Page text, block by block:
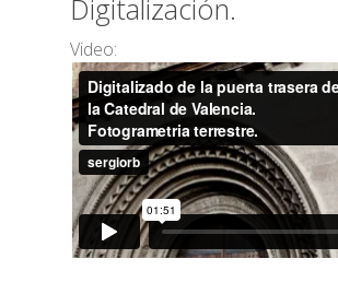
Digitalización.
Video: